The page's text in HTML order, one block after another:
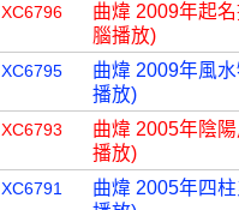
XC6796
曲煒 2009年起
腦播放)
XC6795
曲煒 2009年風
播放)
XC6793
曲煒 2005年陰
播放)
XC6791
曲煒 2005年四